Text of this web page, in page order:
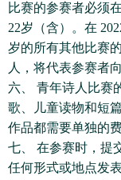
比赛的参赛者必须
22岁（含）。在
岁的所有其他比赛
人，将代表参赛者
六、 青年诗人比赛
歌、儿童读物和短
作品都需要单独的
七、 在参赛时，提
任何形式或地点发